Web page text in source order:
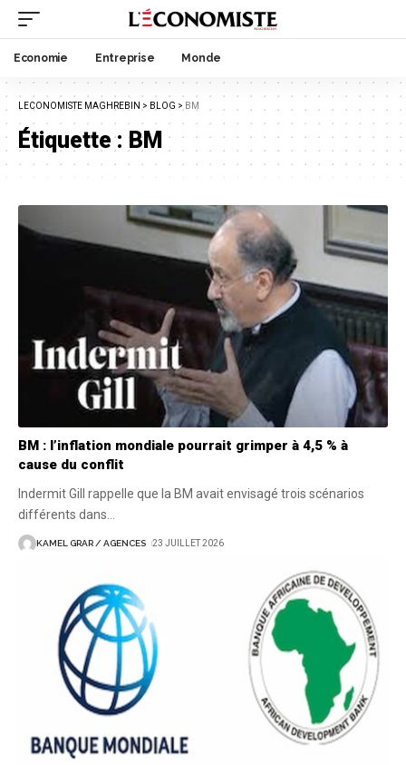
Economie Entreprise Monde
LECONOMISTE MAGHREBIN > BLOG > BM
Étiquette :BM
BM : l’inflation mondiale pourrait grimper à 4,5 % à
cause du conflit
Indermit Gill rappelle que la BM avait envisagé trois scénarios
différents dans
KAMEL GRAR / AGENCES 23 JUILLET 2026